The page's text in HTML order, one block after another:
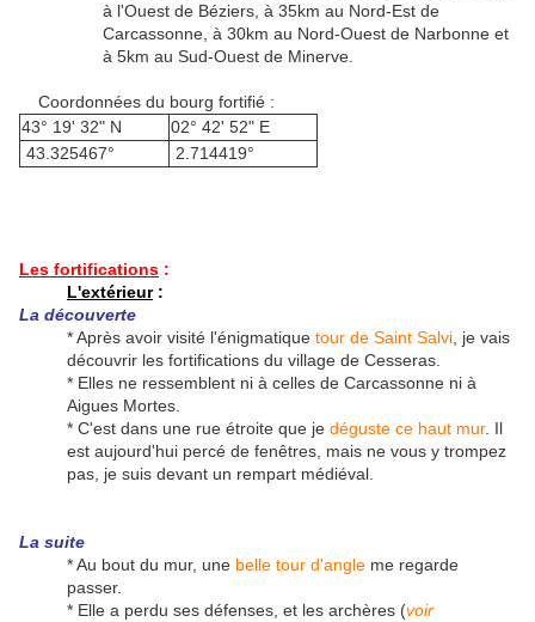
à l'Ouest de Béziers, à 35km au Nord-Est de
Carcassonne, à 30km au Nord-Ouest de Narbonne et
à 5km au Sud-Ouest de Minerve.
Coordonnées du bourg fortifié :
43° 19' 32" N
02° 42' 52" E
43.325467°
2.714419°
Les fortifications :
L'extérieur:
La découverte
* Après avoir visité l'énigmatique tour de Saint Salvi , je vais
découvrir les fortifications du village de Cesseras.
* Elles ne ressemblent ni à celles de Carcassonne ni à
Aigues Mortes.
* C'est dans une rue étroite que je déguste ce haut mur. Il
est aujourd'hui percé de fenêtres, mais ne vous y trompez
pas, je suis devant un rempart médiéval.
La suite
* Au bout du mur, une belle tour d'angle me regarde
passer.
* Elle a perdu ses défenses, et les archères (voir